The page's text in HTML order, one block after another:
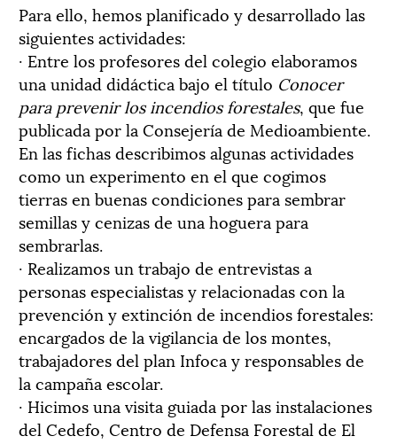
Para ello, hemos planificado y desarrollado las
siguientes actividades:
· Entre los profesores del colegio elaboramos
una unidad didáctica bajo el título Conocer
para prevenir los incendios forestales, que fue
publicada por la Consejería de Medioambiente.
En las fichas describimos algunas actividades
como un experimento en el que cogimos
tierras en buenas condiciones para sembrar
semillas y cenizas de una hoguera para
sembrarlas.
· Realizamos un trabajo de entrevistas a
personas especialistas y relacionadas con la
prevención y extinción de incendios forestales:
encargados de la vigilancia de los montes,
trabajadores del plan Infoca y responsables de
la campaña escolar.
· Hicimos una visita guiada por las instalaciones
del Cedefo, Centro de Defensa Forestal de El